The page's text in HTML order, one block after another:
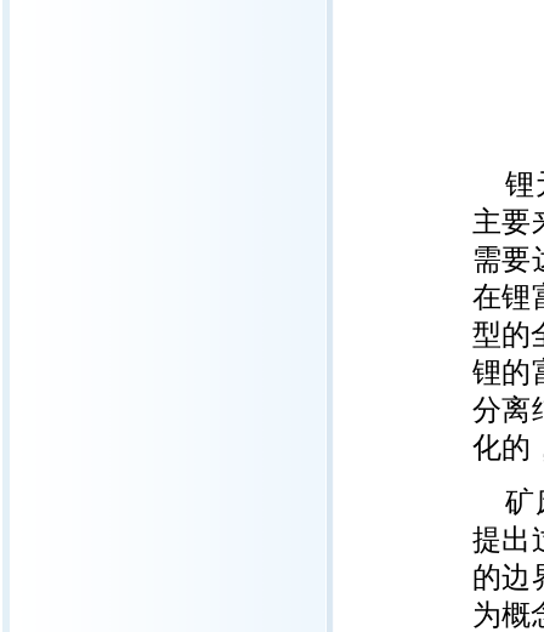
锂
主要
需要
在锂
型的
锂的
分离
化的
矿
提出
的边
为概